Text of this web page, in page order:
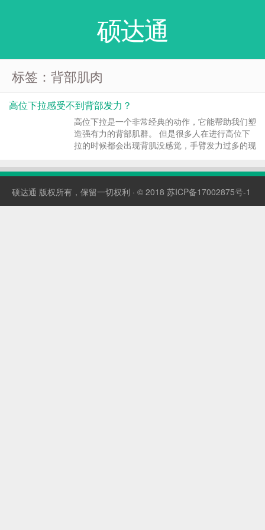
硕达通
标签：背部肌肉
高位下拉感受不到背部发力？
高位下拉是一个非常经典的动作，它能帮助我们塑
造强有力的背部肌群。 但是很多人在进行高位下
拉的时候都会出现背肌没感觉，手臂发力过多的现
胛骨无法正常的回收下缩。当你无法正确的启动肩
臂肌群就会反...
硕达通 版权所有，保留一切权利 · © 2018 苏ICP备17002875号-1